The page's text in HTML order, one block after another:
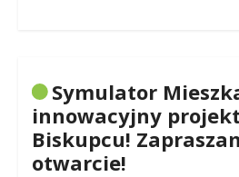
Symulator
innowacyjny
Biskupcu!
otwarcie!